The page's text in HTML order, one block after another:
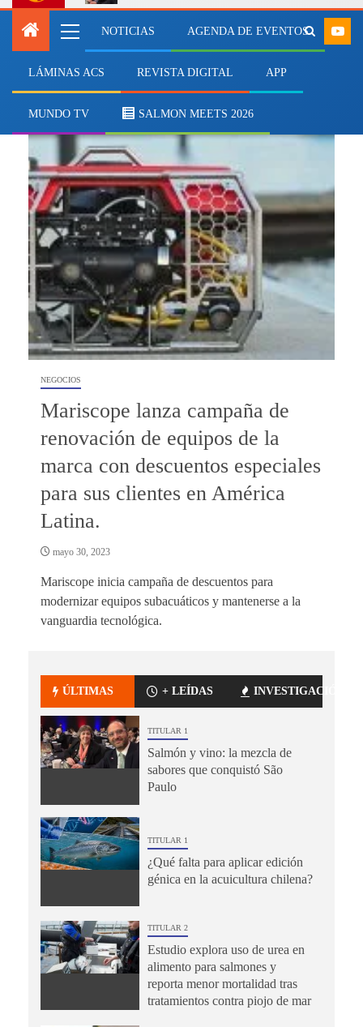
NOTICIAS AGENDA DE EVENTOS
LÁMINAS ACS REVISTA DIGITAL APP
MUNDO TV SALMON MEETS 2026
Exploración subacuática
NEGOCIOS
Mariscope lanza campaña de
renovación de equipos de la
marca con descuentos especiales
para sus clientes en América
Latina.
mayo 30, 2023
Mariscope inicia campaña de descuentos para
modernizar equipos subacuáticos y mantenerse a la
vanguardia tecnológica.
ÚLTIMAS + LEÍDAS INVESTIGACIÓN
TITULAR 1
Salmón y vino: la mezcla de
sabores que conquistó São
Paulo
TITULAR 1
¿Qué falta para aplicar edición
génica en la acuicultura chilena?
TITULAR 2
Estudio explora uso de urea en
alimento para salmones y
reporta menor mortalidad tras
tratamientos contra piojo de mar